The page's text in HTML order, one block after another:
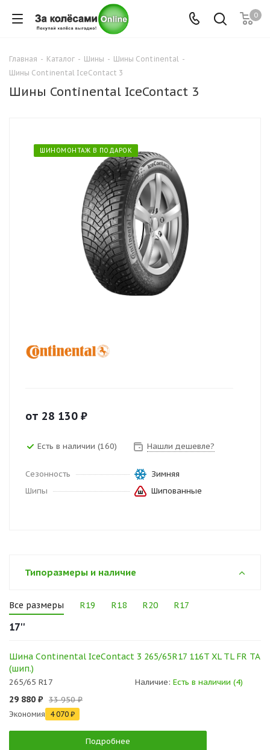
0
Главная - Каталог - Шины - Шины Continental -
Шины Continental IceContact 3
Шины Continental IceContact 3
ШИНОМОНТАЖ В ПОДАРОК
от 28 130 ₽
Есть в наличии (160) Нашли дешевле?
Сезонность
Зимняя
Шипы
Шипованные
Типоразмеры и наличие
Все размеры R19 R18 R20 R17
17''
Шина Continental IceContact 3 265/65R17 116T XL TL FR TA
(шип.)
265/65 R17 Наличие: Есть в наличии (4)
29 880 ₽ 33 950 ₽
Экономия 4 070 ₽
Подробнее